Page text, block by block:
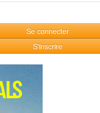
Se connecter
S'inscrire